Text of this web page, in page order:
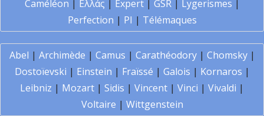
Caméléon | Ελλάς | Expert| GSR| Lygerismes |
Perfection | PI | Télémaques
Abel | Archimède | Camus | Carathéodory| Chomsky|
Dostoïevski | Einstein | Fraïssé | Galois | Kornaros |
Leibniz | Mozart | Sidis | Vincent | Vinci | Vivaldi |
Voltaire | Wittgenstein